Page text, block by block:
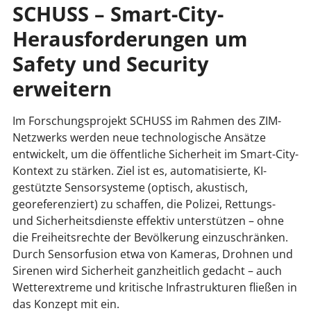
SCHUSS – Smart-City-
Herausforderungen um
Safety und Security
erweitern
Im Forschungsprojekt SCHUSS im Rahmen des ZIM-
Netzwerks werden neue technologische Ansätze
entwickelt, um die öffentliche Sicherheit im Smart-City-
Kontext zu stärken. Ziel ist es, automatisierte, KI-
gestützte Sensorsysteme (optisch, akustisch,
georeferenziert) zu schaffen, die Polizei, Rettungs-
und Sicherheitsdienste effektiv unterstützen – ohne
die Freiheitsrechte der Bevölkerung einzuschränken.
Durch Sensorfusion etwa von Kameras, Drohnen und
Sirenen wird Sicherheit ganzheitlich gedacht – auch
Wetterextreme und kritische Infrastrukturen fließen in
das Konzept mit ein.